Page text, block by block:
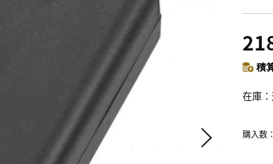
積
在庫
購入数